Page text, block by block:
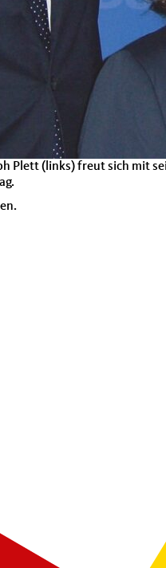
Plett (links) freut sich mit